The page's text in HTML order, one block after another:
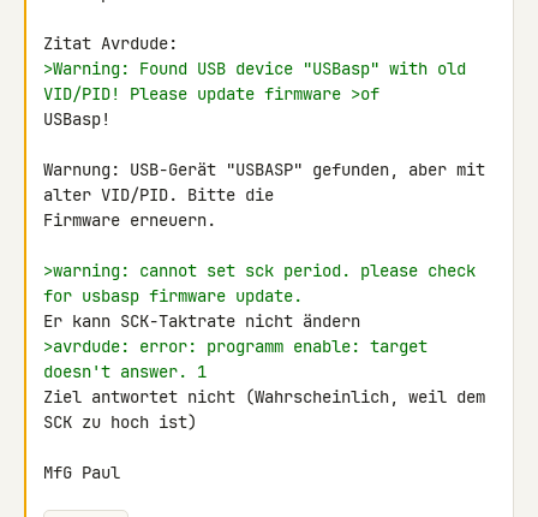
>Warning: Found USB device "USBasp" with old
VID/PID! Please update firmware >of
USBasp!
Warnung: USB-Gerät "USBASP" gefunden, aber mit
alter VID/PID. Bitte die
Firmware erneuern.
>warning: cannot set sck period. please check
for usbasp firmware update.
>avrdude: error: programm enable: target
doesn't answer. 1
Ziel antwortet nicht (Wahrscheinlich, weil dem
SCK zu hoch ist)
MfG Paul